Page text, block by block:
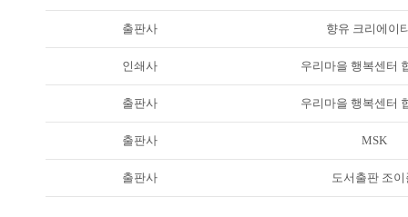
출판사 향유 크리에이
인쇄사 우리마을 행복센터
출판사 우리마을 행복센터
출판사 MSK
출판사 도서출판 조이